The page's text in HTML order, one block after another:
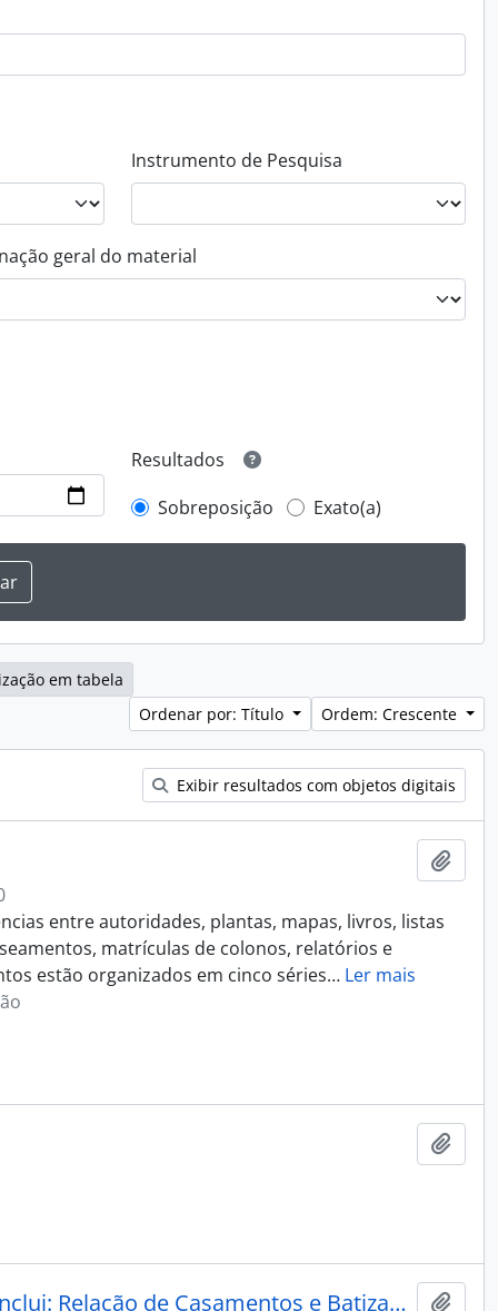
Instrumento de Pesquisa
geral do material
Resultados
Sobreposição
Exato(a)
em tabela
Ordenar por: Título
Ordem: Crescente
Exibir resultados com objetos digitais
entre autoridades, plantas, mapas, livros, listas
matrículas de colonos, relatórios e
estão organizados em cinco séries… Ler mais
Atestados de Boa Conduta (ABC) - Imigração Espanhola (Inclui: Relação de Casamentos e Batizados de Imigrantes).